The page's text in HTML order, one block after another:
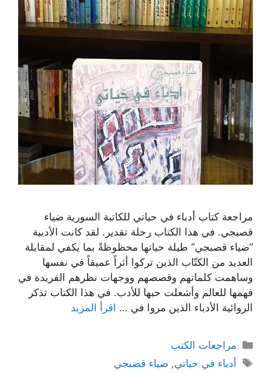
مراجعة كتاب أدباء في حياتي للكاتبة السورية ضياء
قصبجي. في هذا الكتاب رحلة تقدير. لقد كانت الأديبة
“ضياء قصبجي” طيلة حياتها محظوظةً بما يكفي لمقابلة
العديد من الكتّاب الذين تركوا أثراً عميقاً في نفسها
وساهمت كلماتهم وقصصهم ووجهات نظرهم الفريدة في
فهمها للعالم وأشعلت حبها للأدب. في هذا الكتاب تذكر
الروائية الأدباء الذين مروا في … اقرأ المزيد
التصنيفات
مراجعات الكتب
الوسوم
أدباء في حياتي,ضياء قصبجي